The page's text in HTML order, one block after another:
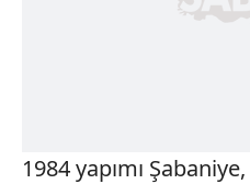
1984 yapımı